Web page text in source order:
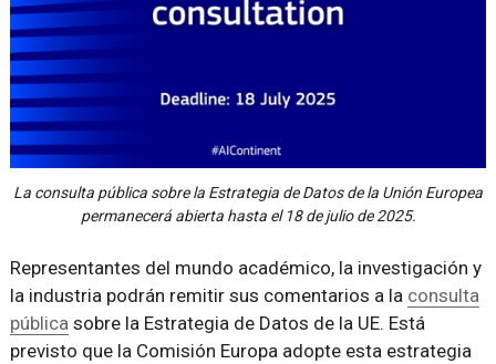
La consulta pública sobre la Estrategia de Datos de la Unión Europea
permanecerá abierta hasta el 18 de julio de 2025.
Representantes del mundo académico, la investigación y
la industria podrán remitir sus comentarios a la consulta
públicasobre la Estrategia de Datos de la UE. Está
previsto que la Comisión Europa adopte esta estrategia